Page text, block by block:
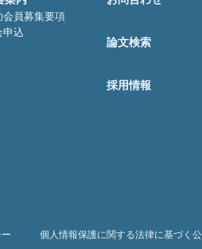
会員募集要項
申込
論文検索
採用情報
個人情報保護に関する法律に基づく